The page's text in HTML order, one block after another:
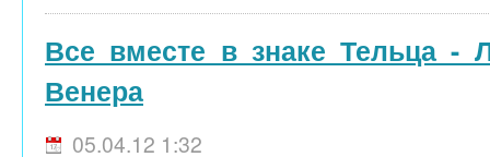
Все вместе в знаке Тельца -
Венера
05.04.12 1:32